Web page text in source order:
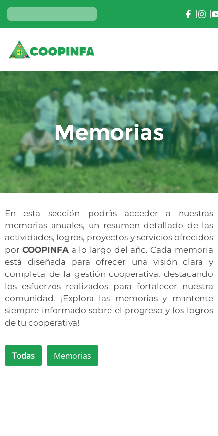
Memorias
En esta sección podrás acceder a nuestras
memorias anuales, un resumen detallado de las
actividades, logros, proyectos y servicios ofrecidos
por COOPINFAa lo largo del año. Cada memoria
está diseñada para ofrecer una visión clara y
completa de la gestión cooperativa, destacando
los esfuerzos realizados para fortalecer nuestra
comunidad. ¡Explora las memorias y mantente
siempre informado sobre el progreso y los logros
de tu cooperativa!
Todas Memorias